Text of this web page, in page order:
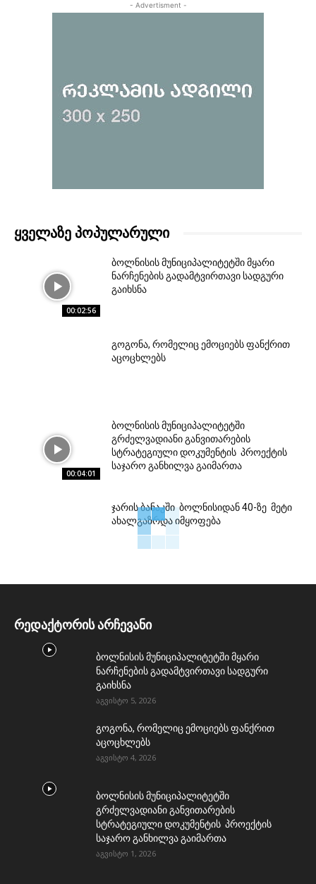
- Advertisment -
ᲧᲕᲔᲚᲐᲖᲔ ᲞᲝᲞᲣᲚᲐᲠᲣᲚᲘ
00:02:56
ბოლნისის მუნიციპალიტეტში მყარი
ნარჩენების გადამტვირთავი სადგური
გაიხსნა
გოგონა, რომელიც ემოციებს ფანქრით
აცოცხლებს
00:04:01
ბოლნისის მუნიციპალიტეტში
გრძელვადიანი განვითარების
სტრატეგიული დოკუმენტის პროექტის
საჯარო განხილვა გაიმართა
ჯარის ბანაკში ბოლნისიდან 40-ზე მეტი
ახალგაზრდა იმყოფება
რედაქტორის არჩევანი
ბოლნისის მუნიციპალიტეტში მყარი
ნარჩენების გადამტვირთავი სადგური
გაიხსნა
აგვისტო 5, 2026
გოგონა, რომელიც ემოციებს ფანქრით
აცოცხლებს
აგვისტო 4, 2026
ბოლნისის მუნიციპალიტეტში
გრძელვადიანი განვითარების
სტრატეგიული დოკუმენტის პროექტის
საჯარო განხილვა გაიმართა
აგვისტო 1, 2026